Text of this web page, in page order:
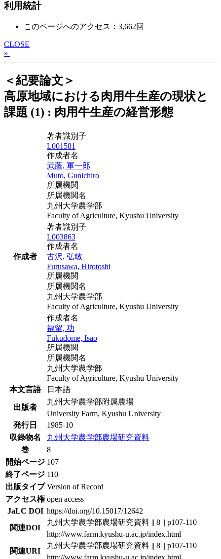
利用統計
このページへのアクセス：3,662回
CLOSE
»
＜紀要論文＞
高原地域における肉用牛生産の現状と
課題 (1) : 肉用牛生産の経営形態
作成者
著者識別子
L001581
作成者名
武藤, 軍一郎
Muto, Gunichiro
所属機関
所属機関名
九州大学農学部
Faculty of Agriculture, Kyushu University
著者識別子
L003863
作成者名
古沢, 弘敏
Furusawa, Hirotoshi
所属機関
所属機関名
九州大学農学部
Faculty of Agriculture, Kyushu University
作成者名
福留, 功
Fukudome, Isao
所属機関
所属機関名
九州大学農学部
Faculty of Agriculture, Kyushu University
本文言語
日本語
出版者
九州大学農学部附属農場
University Farm, Kyushu University
発行日
1985-10
収録物名
九州大学農学部農場研究資料
巻
8
開始ページ 107
終了ページ 110
出版タイプ Version of Record
アクセス権 open access
JaLC DOI https://doi.org/10.15017/12642
関連DOI
九州大学農学部農場研究資料 || 8 || p107-110
http://www.farm.kyushu-u.ac.jp/index.html
関連URI
九州大学農学部農場研究資料 || 8 || p107-110
http://www.farm.kyushu-u.ac.jp/index.html